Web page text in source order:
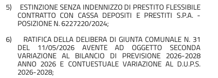
5)
ESTINZIONE SENZA INDENNIZZO DI PRESTITO FLESSIBILE
CONTRATTO CON CASSA DEPOSITI E PRESTITI S.P.A. -
POSIZIONE N. 6227220/2024;
6)
RATIFICA DELLA DELIBERA DI GIUNTA COMUNALE N. 31
DEL 11/05/2026 AVENTE AD OGGETTO SECONDA
VARIAZIONE AL BILANCIO DI PREVISIONE 2026-2028
ANNO 2026 E CONTUESTUALE VARIAZIONE AL D.U.P.S.
2026-2028;